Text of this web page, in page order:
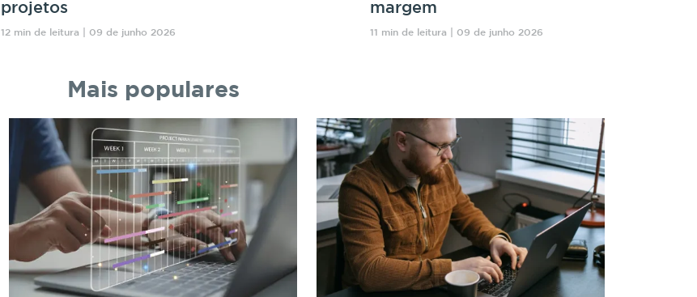
projetos
12 min de leitura | 09 de junho 2026
margem
11 min de leitura | 09 de junho 2026
Mais populares